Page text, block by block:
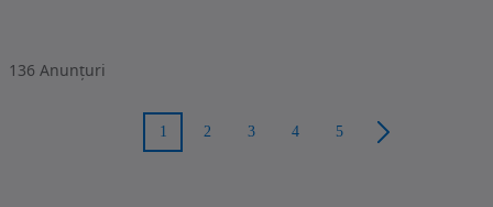
136 Anunțuri
1 2 3 4 5